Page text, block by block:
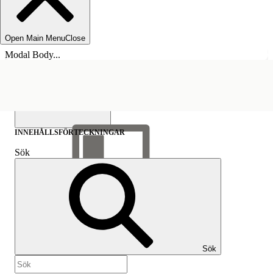
Open Main MenuClose
Modal Body...
Visa
innehållsförteckning
Innehållsförteckningar
INNEHÅLLSFÖRTECKNINGAR
Sök
Sök